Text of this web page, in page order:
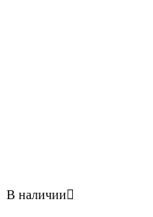
В наличии